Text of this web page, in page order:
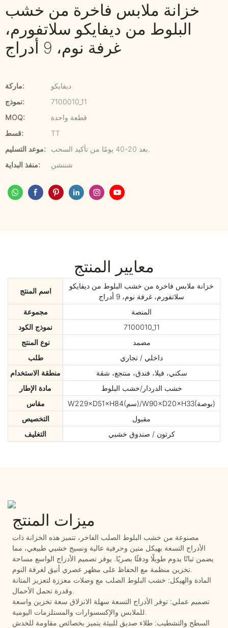
خزانة ملابس فاخرة من خشب
البلوط من ديفايكو سلاتفورم،
غرفة نوم، 9 أدراج
ماركة:
ديفايكو
نموذج:
7100010_11
MOQ:
قطعة واحدة
قسط:
TT
موعد التسليم:
منفذ البداية:
شنتشن
معايير المنتج
اسم المنتج
خزانة ملابس فاخرة من خشب البلوط من ديفايكو
سلاتفورم، غرفة نوم، 9 أدراج
مجموعة
المنصة
نموذج الكود
7100010_11
نوع المنتج
مضمد
طلب
داخلي / تجاري
منطقة الاستخدام
سكني، فيلا، فندق، منتجع، شقة
مادة الإطار
خشب الدردار/خشب البلوط
مقاس
W229×D51×H84(سم)/W90×D20×H33(بوصة)
التخصيص
مقبول
التغليف
كرتون / صندوق خشبي
ميزات المنتج
مصنوعة من خشب البلوط الصلب الفاخر، تتميز هذه الخزانة ذات
الأدراج التسعة بهيكل متين وحرفية عالية ونسيج خشبي طبيعي، مما
يضمن ثباتًا يدوم طويلًا ودفئًا بصريًا. يوفر تصميم الأدراج الواسع مساحة
تخزين منظمة مع الحفاظ على مظهر عصري أنيق لغرفة النوم.
المادة والهيكل: خشب البلوط الصلب مع وصلات معززة لتعزيز المتانة
وقدرة تحمل الأحمال.
تصميم عملي: توفر الأدراج التسعة سهلة الانزلاق سعة تخزين واسعة
للملابس والإكسسوارات والمستلزمات اليومية.
السطح والتشطيب: طلاء صديق للبيئة يتميز بخصائص مقاومة للخدش